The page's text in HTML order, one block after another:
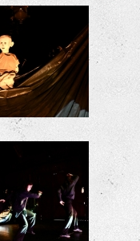
ODYSSEE
ODYSSEE